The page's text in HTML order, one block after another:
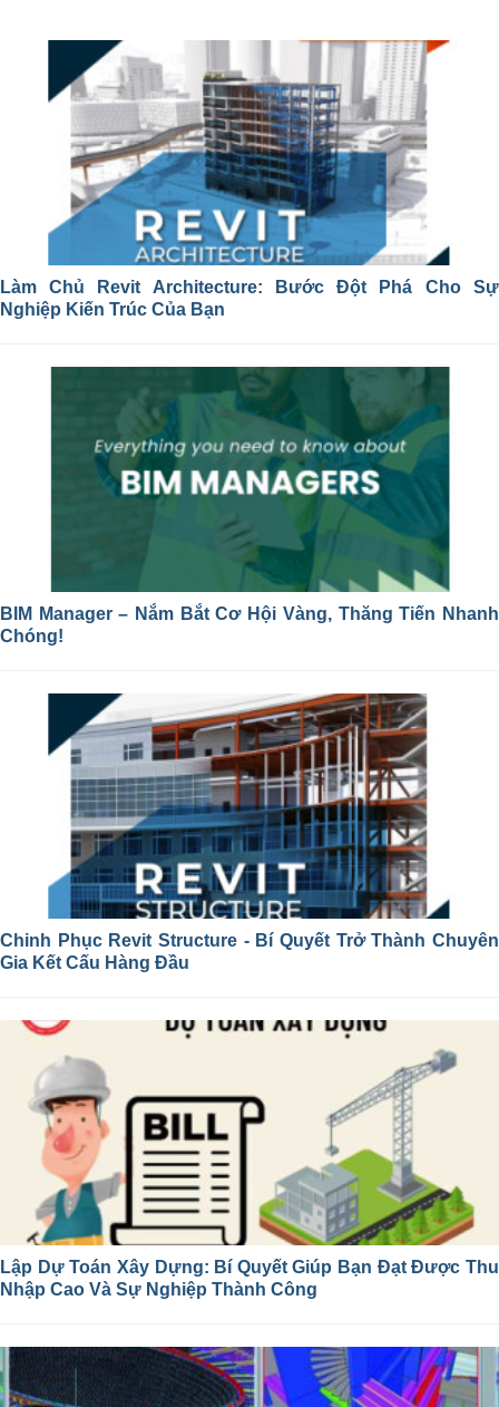
Làm Chủ Revit Architecture: Bước Đột Phá Cho Sự
Nghiệp Kiến Trúc Của Bạn
BIM Manager – Nắm Bắt Cơ Hội Vàng, Thăng Tiến Nhanh
Chóng!
Chinh Phục Revit Structure - Bí Quyết Trở Thành Chuyên
Gia Kết Cấu Hàng Đầu
Lập Dự Toán Xây Dựng: Bí Quyết Giúp Bạn Đạt Được Thu
Nhập Cao Và Sự Nghiệp Thành Công